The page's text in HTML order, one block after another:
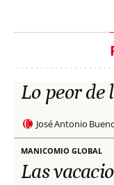
Lo peor de
José Antonio
MANICOMIO GLOBAL
Las